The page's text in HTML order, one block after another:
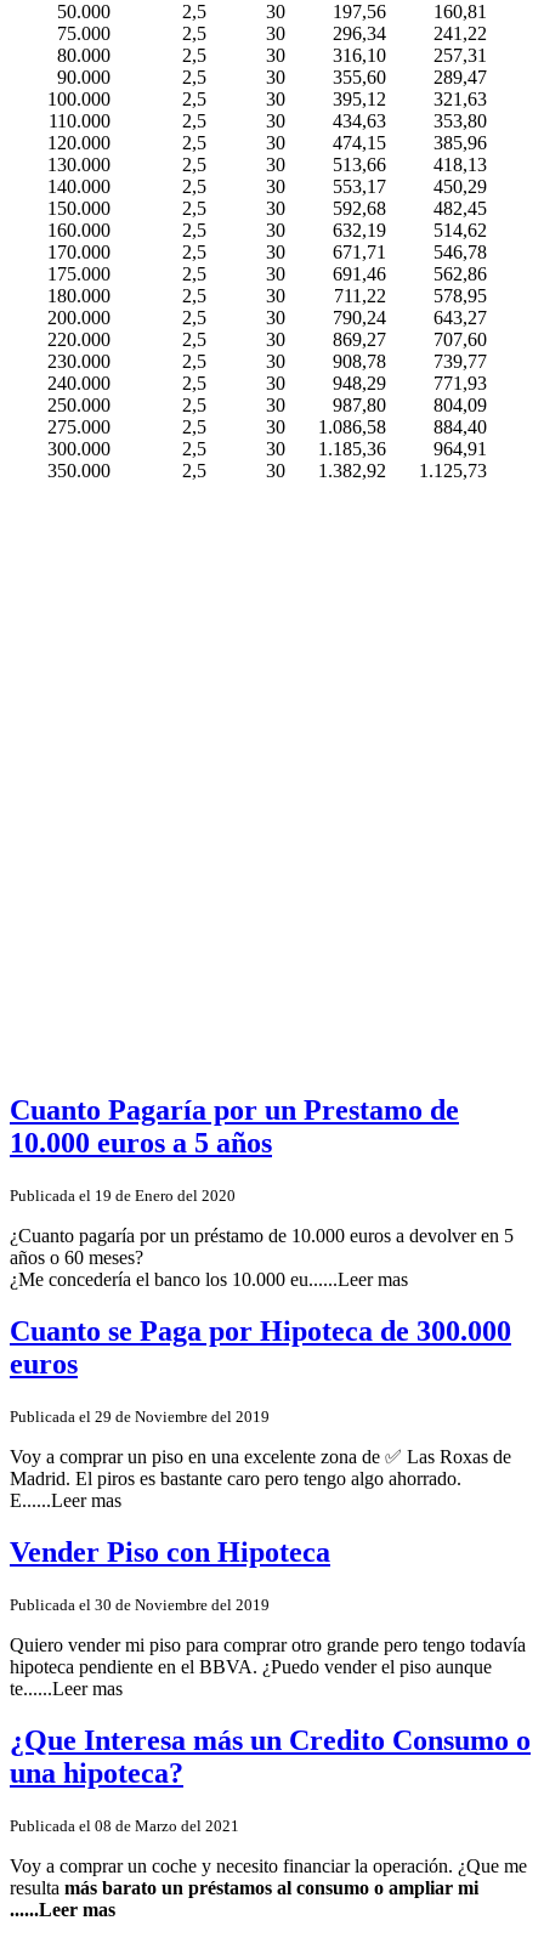
50.000 2,5 30 197,56
160,81
75.000
2,5 30 296,34
241,22
80.000
2,5 30 316,10
257,31
90.000
2,5 30 355,60
289,47
100.000
2,5 30 395,12
321,63
110.000
2,5 30 434,63
353,80
120.000
2,5 30 474,15
385,96
130.000
2,5 30 513,66
418,13
140.000
2,5 30 553,17
450,29
150.000
2,5 30 592,68
482,45
160.000
2,5 30 632,19
514,62
170.000
2,5 30 671,71
546,78
175.000
2,5 30 691,46
562,86
180.000
2,5 30 711,22
578,95
200.000
2,5 30 790,24
643,27
220.000
2,5 30 869,27
707,60
230.000
2,5 30 908,78
739,77
240.000
2,5 30 948,29
771,93
250.000
2,5 30 987,80
804,09
275.000
2,5 30 1.086,58
884,40
300.000
2,5 30 1.185,36
964,91
350.000
2,5 30 1.382,92 1.125,73
Cuanto Pagaría por un Prestamo de
10.000 euros a 5 años
Publicada el 19 de Enero del 2020
¿Cuanto pagaría por un préstamo de 10.000 euros a devolver en 5
años o 60 meses?
¿Me concedería el banco los 10.000 eu......Leer mas
Cuanto se Paga por Hipoteca de 300.000
euros
Publicada el 29 de Noviembre del 2019
Voy a comprar un piso en una excelente zona de ✅ Las Roxas de
Madrid. El piros es bastante caro pero tengo algo ahorrado.
E......Leer mas
Vender Piso con Hipoteca
Publicada el 30 de Noviembre del 2019
Quiero vender mi piso para comprar otro grande pero tengo todavía
hipoteca pendiente en el BBVA. ¿Puedo vender el piso aunque
te......Leer mas
¿Que Interesa más un Credito Consumo o
una hipoteca?
Publicada el 08 de Marzo del 2021
Voy a comprar un coche y necesito financiar la operación. ¿Que me
resulta más barato un préstamos al consumo o ampliar mi
......Leer mas